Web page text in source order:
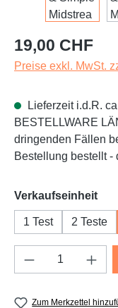
Regulärer Preis:
19,00 CHF
Preise exkl. MwSt.
Lieferzeit i.d.R.
BESTELLWARE
dringenden Fällen
Bestellung bestellt -
Verkaufseinheit
1 Test 2 Teste
Produkt
Zum Merkzettel